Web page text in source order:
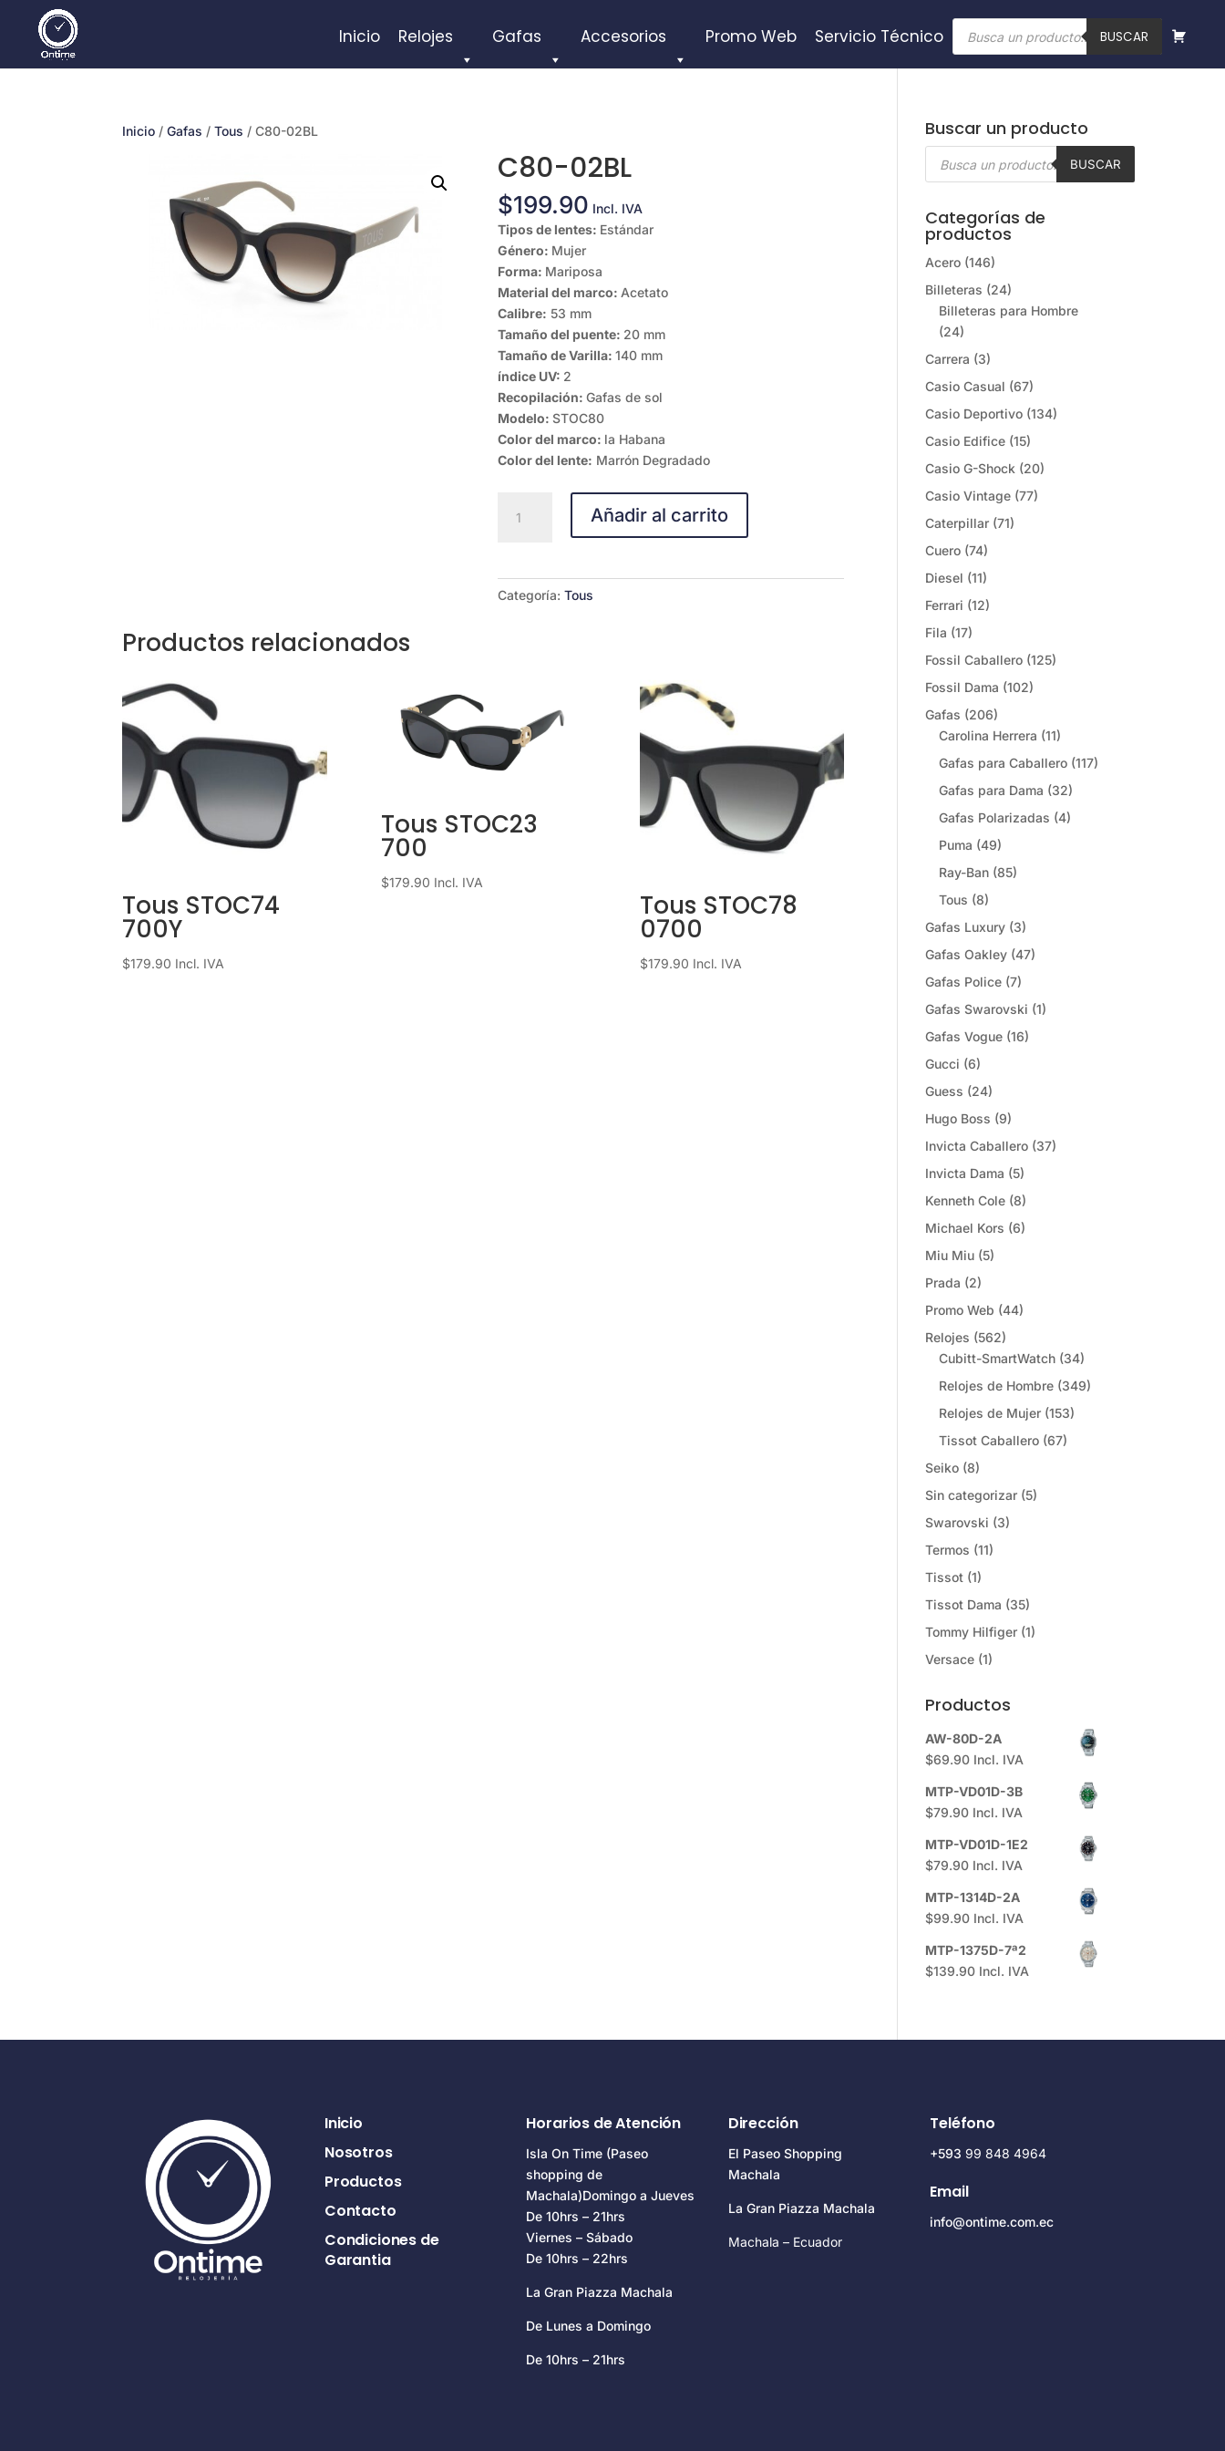
Inicio Relojes Gafas Accesorios Promo Web Servicio Técnico
Búsqueda
de
productos
BUSCAR
Inicio /Gafas /Tous / C80-02BL
C80-02BL
$199.90 Incl. IVA
Tipos de lentes: Estándar
Género: Mujer
Forma: Mariposa
Material del marco: Acetato
Calibre: 53 mm
Tamaño del puente: 20 mm
Tamaño de Varilla:140 mm
índice UV: 2
Recopilación:Gafas de sol
Modelo:STOC80
Color del marco: la Habana
Color del lente: Marrón Degradado
02BL
Añadir al carrito
Categoría:Tous
Productos relacionados
Tous STOC74
700Y
$179.90 Incl. IVA
Tous STOC23
700
$179.90 Incl. IVA
Tous STOC78
0700
$179.90 Incl. IVA
Buscar un producto
Búsqueda
BUSCAR
Categorías de
productos
Acero (146)
Billeteras (24)
Billeteras para Hombre
(24)
Carrera (3)
Casio Casual (67)
Casio Deportivo (134)
Casio Edifice (15)
Casio G-Shock (20)
Casio Vintage (77)
Caterpillar (71)
Cuero (74)
Diesel (11)
Ferrari (12)
Fila (17)
Fossil Caballero (125)
Fossil Dama (102)
Gafas (206)
Carolina Herrera (11)
Gafas para Caballero (117)
Gafas para Dama (32)
Gafas Polarizadas (4)
Puma (49)
Ray-Ban (85)
Tous (8)
Gafas Luxury (3)
Gafas Oakley (47)
Gafas Police (7)
Gafas Swarovski (1)
Gafas Vogue (16)
Gucci (6)
Guess (24)
Hugo Boss (9)
Invicta Caballero (37)
Invicta Dama (5)
Kenneth Cole (8)
Michael Kors (6)
Miu Miu (5)
Prada (2)
Promo Web (44)
Relojes (562)
Cubitt-SmartWatch (34)
Relojes de Hombre (349)
Relojes de Mujer (153)
Tissot Caballero (67)
Seiko (8)
Sin categorizar (5)
Swarovski (3)
Termos (11)
Tissot (1)
Tissot Dama (35)
Tommy Hilfiger (1)
Versace (1)
Productos
AW-80D-2A
$69.90 Incl. IVA
MTP-VD01D-3B
$79.90 Incl. IVA
MTP-VD01D-1E2
$79.90 Incl. IVA
MTP-1314D-2A
$99.90 Incl. IVA
MTP-1375D-7ª2
$139.90 Incl. IVA
Inicio
Nosotros
Productos
Contacto
Condiciones de
Garantia
Horarios de Atención
Isla On Time (Paseo
shopping de
Machala)Domingo a Jueves
De 10hrs – 21hrs
Viernes – Sábado
De 10hrs – 22hrs
La Gran Piazza Machala
De Lunes a Domingo
De 10hrs – 21hrs
Dirección
El Paseo Shopping
Machala
La Gran Piazza Machala
Machala – Ecuador
Teléfono
+59399 848 4964
Email
info@ontime.com.ec